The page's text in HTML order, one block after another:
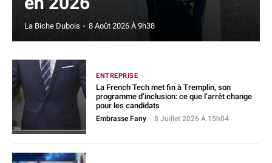
La Biche Dubois - 8 Août 2026 À 9h38
ENTREPRISE
La French Tech met fin à Tremplin, son
programme d’inclusion: ce que l’arrêt change
pour les candidats
Embrasse Fany - 8 Juillet 2026 À 15h04